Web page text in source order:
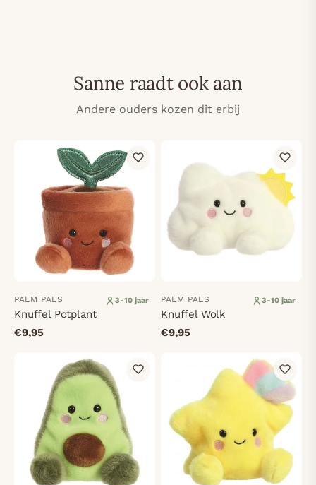
Sanne raadt ook aan
Andere ouders kozen dit erbij
PALM PALS 3-10 jaar
Knuffel Potplant
€9,95
PALM PALS 3-10 jaar
Knuffel Wolk
€9,95